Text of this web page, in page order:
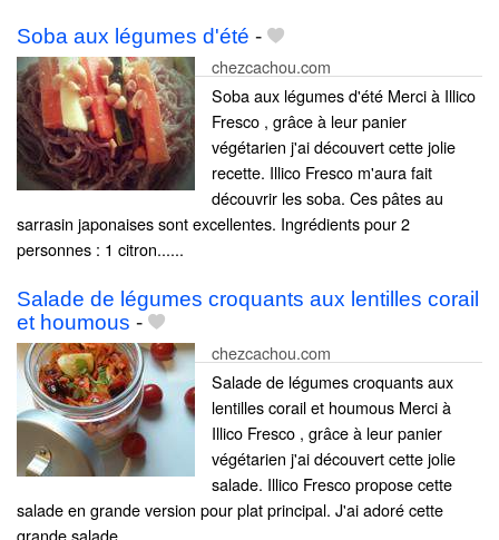
Soba aux légumes d'été -
chezcachou.com
Soba aux légumes d'été Merci à Illico
Fresco , grâce à leur panier
végétarien j'ai découvert cette jolie
recette. Illico Fresco m'aura fait
découvrir les soba. Ces pâtes au
sarrasin japonaises sont excellentes. Ingrédients pour 2
personnes : 1 citron......
Salade de légumes croquants aux lentilles corail
et houmous -
chezcachou.com
Salade de légumes croquants aux
lentilles corail et houmous Merci à
Illico Fresco , grâce à leur panier
végétarien j'ai découvert cette jolie
salade. Illico Fresco propose cette
salade en grande version pour plat principal. J'ai adoré cette